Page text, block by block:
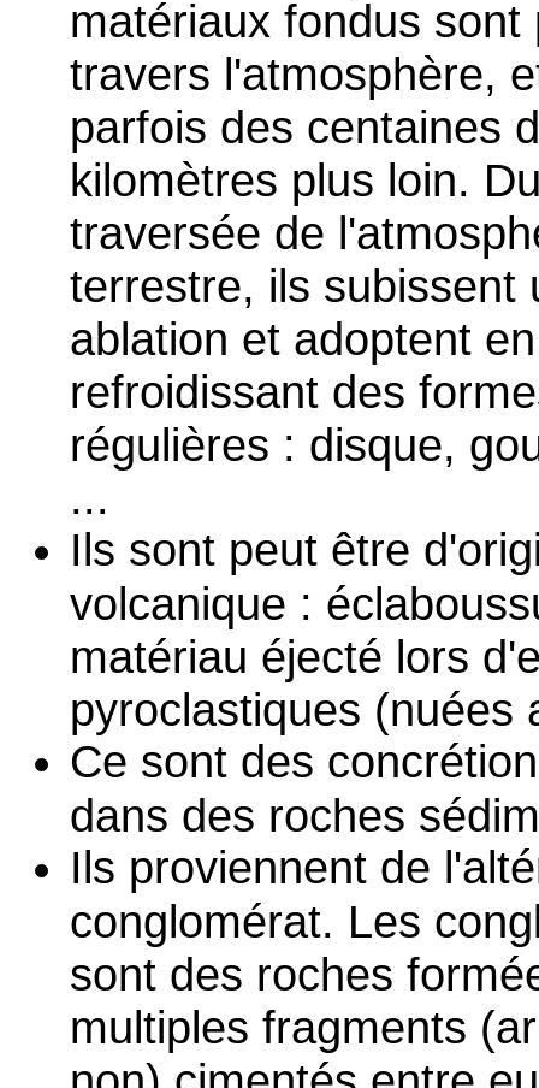
matériaux fondus sont
travers l'atmosphère,
parfois des centaines
kilomètres plus loin.
traversée de
terrestre, ils subissent
ablation et adoptent
refroidissant des
régulières : disque,
...
Ils sont peut être
volcanique :
matériau éjecté lors
pyroclastiques (nuées
Ce sont des
dans des roches
Ils proviennent de
conglomérat. Les
sont des roches
multiples fragments